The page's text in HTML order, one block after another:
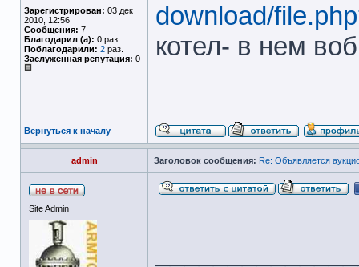
Зарегистрирован: 03 дек
2010, 12:56
Сообщения: 7
Благодарил (а): 0 раз.
Поблагодарили: 2 раз.
Заслуженная репутация: 0
download/
котел- в нем
Вернуться к началу
admin Заголовок сообщения: Re: Объявляется
Site Admin